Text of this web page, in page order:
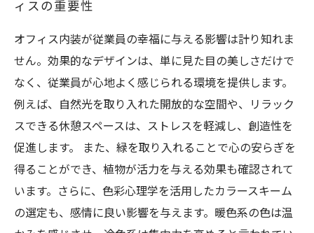
ィスの重要性
オフィス内装が従業員の幸福に与える影響は計り知れま
せん。効果的なデザインは、単に見た目の美しさだけで
なく、従業員が心地よく感じられる環境を提供します。
例えば、自然光を取り入れた開放的な空間や、リラック
スできる休憩スペースは、ストレスを軽減し、創造性を
促進します。 また、緑を取り入れることで心の安らぎを
得ることができ、植物が活力を与える効果も確認されて
います。さらに、色彩心理学を活用したカラースキーム
の選定も、感情に良い影響を与えます。暖色系の色は温